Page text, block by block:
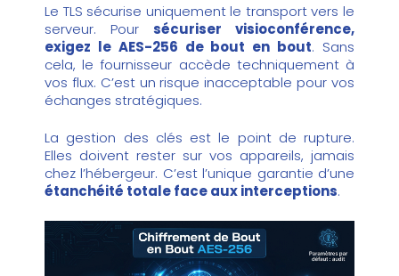
Le TLS sécurise uniquement le transport vers le
serveur. Pour sécuriser visioconférence,
exigez le AES-256 de bout en bout. Sans
cela, le fournisseur accède techniquement à
vos flux. C’est un risque inacceptable pour vos
échanges stratégiques.
La gestion des clés est le point de rupture.
Elles doivent rester sur vos appareils, jamais
chez l’hébergeur. C’est l’unique garantie d’une
étanchéité totale face aux interceptions.